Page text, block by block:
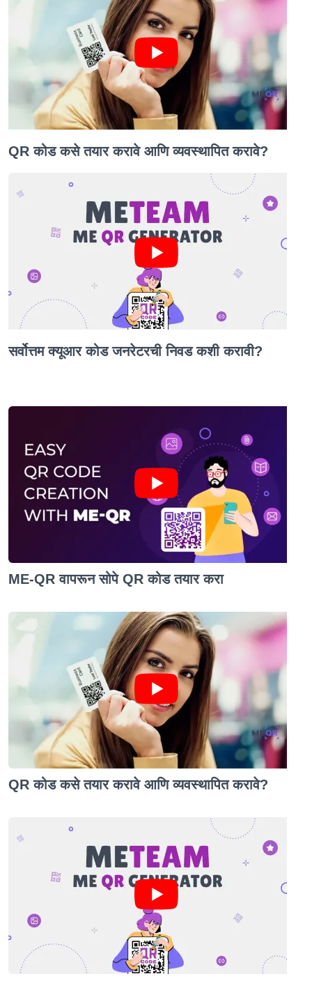
QR कोड कसे तयार करावे आणि व्यवस्थापित करावे?
सर्वोत्तम क्यूआर कोड जनरेटरची निवड कशी करावी?
ME-QR वापरून सोपे QR कोड तयार करा
QR कोड कसे तयार करावे आणि व्यवस्थापित करावे?